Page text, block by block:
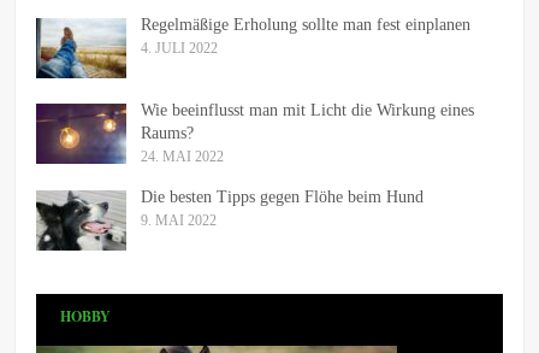
Regelmäßige Erholung sollte man fest einplanen
4. JULI 2022
Wie beeinflusst man mit Licht die Wirkung eines
Raums?
24. MAI 2022
Die besten Tipps gegen Flöhe beim Hund
9. MAI 2022
HOBBY